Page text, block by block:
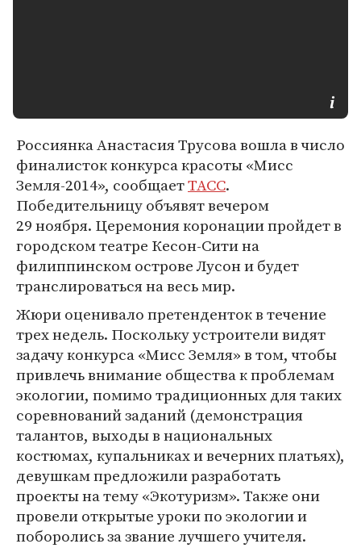
Россиянка Анастасия Трусова вошла в число
финалисток конкурса красоты «Мисс
Земля-2014», сообщаетТАСС.
Победительницу объявят вечером
29 ноября. Церемония коронации пройдет в
городском театре Кесон-Сити на
филиппинском острове Лусон и будет
транслироваться на весь мир.
Жюри оценивало претенденток в течение
трех недель. Поскольку устроители видят
задачу конкурса «Мисс Земля» в том, чтобы
привлечь внимание общества к проблемам
экологии, помимо традиционных для таких
соревнований заданий (демонстрация
талантов, выходы в национальных
костюмах, купальниках и вечерних платьях),
девушкам предложили разработать
проекты на тему «Экотуризм». Также они
провели открытые уроки по экологии и
поборолись за звание лучшего учителя.